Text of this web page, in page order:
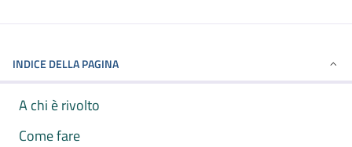
INDICE DELLA PAGINA
A chi è rivolto
Come fare